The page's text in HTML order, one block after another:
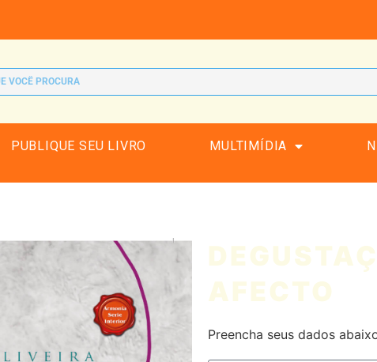
PUBLIQUE SEU LIVRO MULTIMÍDIA
AFECTO
Preencha seus dados